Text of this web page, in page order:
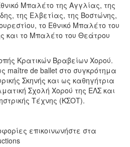
Μπαλέτο της Αγγλίας, της
της Ελβετίας, της Βοστώνης,
το Εθνικό Μπαλέτο του
και το Μπαλέτο του Θεάτρου
Κρατικών Βραβείων Χορού.
maître de ballet στο συγκρότημα
Σκηνής και ως καθηγήτρια
Σχολή Χορού της ΕΛΣ και
Τέχνης (ΚΣΟΤ).
επικοινωνήστε στα